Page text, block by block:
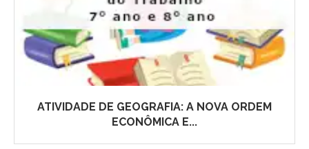
ATIVIDADE DE GEOGRAFIA: A NOVA ORDEM
ECONÔMICA E...